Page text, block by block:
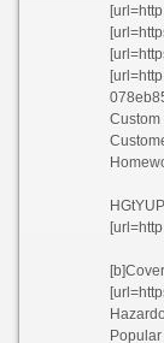
[url=http://
[url=https://
[url=https://
[url=http://
[url=http://